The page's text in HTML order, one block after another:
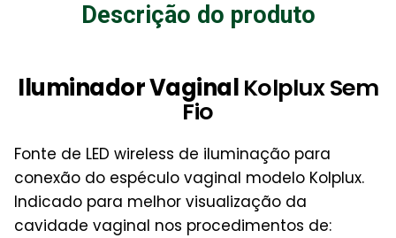
Descrição do produto
Iluminador VaginalKolplux Sem
Fio
Fonte de LED wireless de iluminação para
conexão do espéculo vaginal modelo Kolplux.
Indicado para melhor visualização da
cavidade vaginal nos procedimentos de: